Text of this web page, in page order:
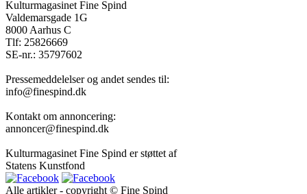
Kulturmagasinet Fine Spind
Valdemarsgade 1G
8000 Aarhus C
Tlf: 25826669
SE-nr.: 35797602
Pressemeddelelser og andet sendes til:
info@finespind.dk
Kontakt om annoncering:
annoncer@finespind.dk
Kulturmagasinet Fine Spind er støttet af
Statens Kunstfond
Alle artikler - copyright © Fine Spind